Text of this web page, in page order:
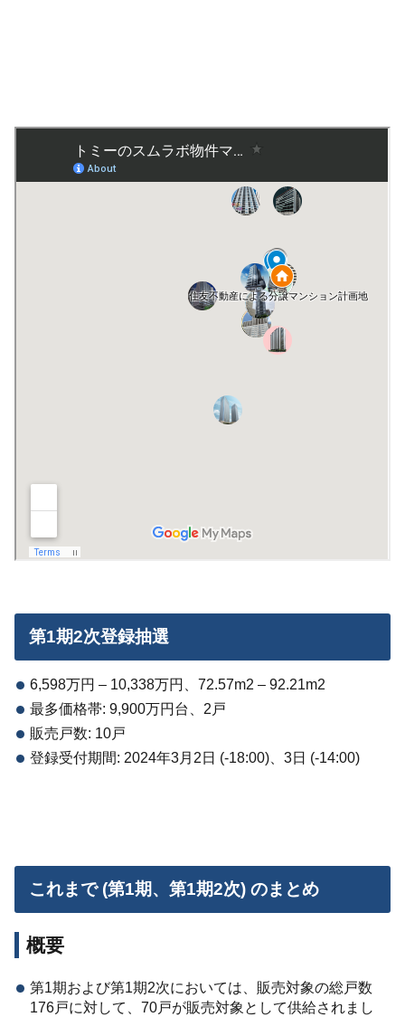
第1期2次登録抽選
6,598万円 – 10,338万円、72.57m2 – 92.21m2
最多価格帯: 9,900万円台、2戸
販売戸数: 10戸
登録受付期間: 2024年3月2日 (-18:00)、3日 (-14:00)
これまで (第1期、第1期2次) のまとめ
概要
第1期および第1期2次においては、販売対象の総戸数
176戸に対して、70戸が販売対象として供給されまし